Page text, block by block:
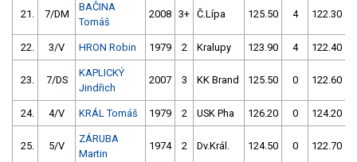
21. 7/DM
BAČINA
Tomáš
2008 3+ Č.Lípa 125.50 4 122.30
22. 3/V HRON Robin 1979 2 Kralupy 123.90 4 122.40
23. 7/DS
KAPLICKÝ
Jindřich
2007 3 KK Brand 125.50 0 122.60
24. 4/V KRÁL Tomáš 1979 2 USK Pha 126.20 0 124.20
25. 5/V
ZÁRUBA
Martin
1974 2 Dv.Král. 124.50 0 122.70